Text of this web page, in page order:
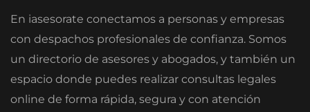
En iasesorate conectamos a personas y empresas
con despachos profesionales de confianza. Somos
un directorio de asesores y abogados, y también un
espacio donde puedes realizar consultas legales
online de forma rápida, segura y con atención